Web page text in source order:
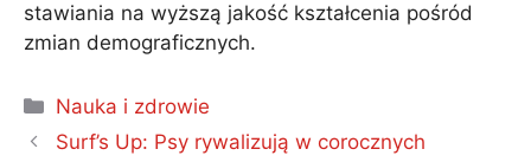
stawiania na wyższą jakość kształcenia pośród
zmian demograficznych.
Kategorie
Nauka i zdrowie
Surf’s Up: Psy rywalizują w corocznych